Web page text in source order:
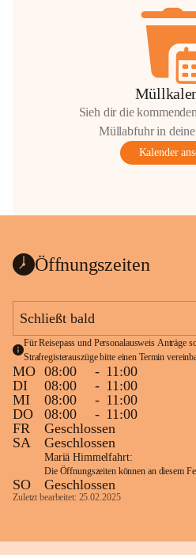
Sieh dir die
Müllabfuhr in
Kalender
Öffnungszeiten
Schließt bald
Für Reisepass und Personalausweis Anträge
Strafregisterauszüge bitte einen Termin
MO 08:00 - 11:00
DI
08:00 - 11:00
MI
08:00 - 11:00
DO
08:00 - 11:00
FR
Geschlossen
SA
Geschlossen
Mariä Himmelfahrt:
Die Öffnungszeiten können an diesem
SO Geschlossen
Zuletzt bearbeitet: 25.02.2025